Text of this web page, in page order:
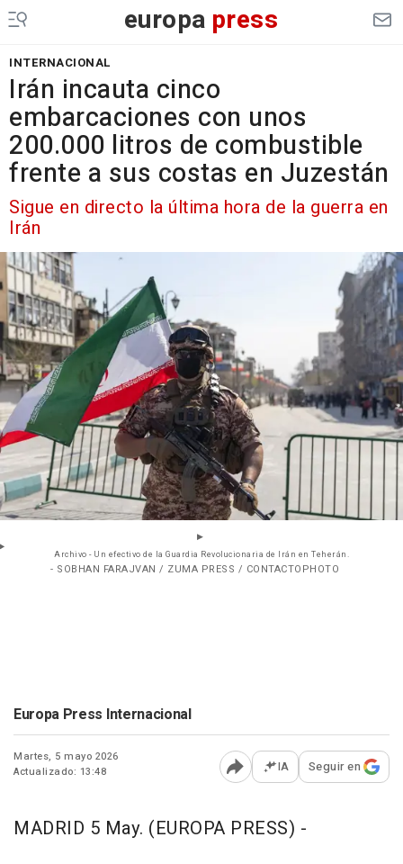
europa press
INTERNACIONAL
Irán incauta cinco
embarcaciones con unos
200.000 litros de combustible
frente a sus costas en Juzestán
Sigue en directo la última hora de la guerra en
Irán
Archivo - Un efectivo de la Guardia Revolucionaria de Irán en Teherán.
- SOBHAN FARAJVAN / ZUMA PRESS / CONTACTOPHOTO
Europa Press Internacional
Martes, 5 mayo 2026
Actualizado: 13:48
Abrir opciones para
IA Seguir en
MADRID 5 May. (EUROPA PRESS) -